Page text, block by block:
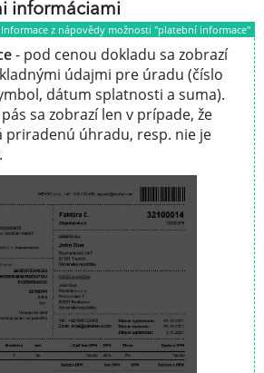
informáciami
Informace z nápovědy možnosti "platební informace"
- pod cenou dokladu sa zobrazí
údajmi pre úradu (číslo
dátum splatnosti a suma).
sa zobrazí len v prípade, že
priradenú úhradu, resp. nie je